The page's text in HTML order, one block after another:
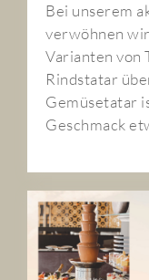
Bei unserem
verwöhnen
Varianten von
Rindstatar
Gemüsetatar
Geschmack